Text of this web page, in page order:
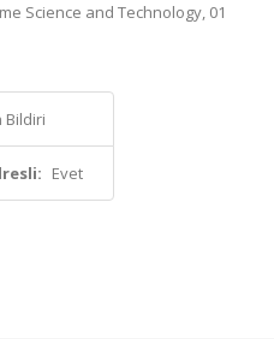
Science and Technology, 01
Bildiri
Evet